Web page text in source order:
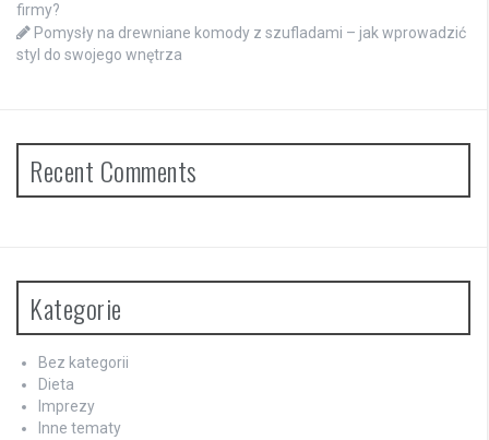
firmy?
Pomysły na drewniane komody z szufladami – jak wprowadzić
styl do swojego wnętrza
Recent Comments
Kategorie
Bez kategorii
Dieta
Imprezy
Inne tematy